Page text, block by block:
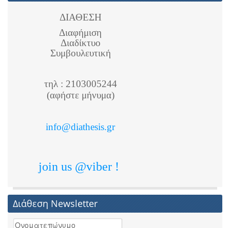
ΔΙΑΘΕΣΗ
Διαφήμιση
Διαδίκτυο
Συμβουλευτική
τηλ : 2103005244
(αφήστε μήνυμα)
info@diathesis.gr
join us @viber !
Διάθεση Newsletter